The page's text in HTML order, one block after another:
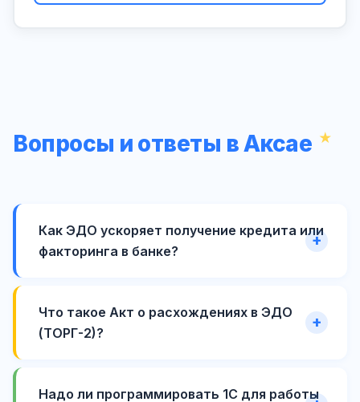
Вопросы и ответы в Аксае
Как ЭДО ускоряет получение кредита или
факторинга в банке?
Что такое Акт о расхождениях в ЭДО
(ТОРГ-2)?
Надо ли программировать 1С для работы